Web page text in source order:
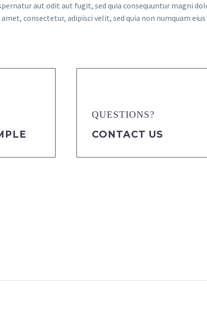
aut odit aut fugit, sed quia consequuntur magni
consectetur, adipisci velit, sed quia non numquam
QUESTIONS?
CONTACT US